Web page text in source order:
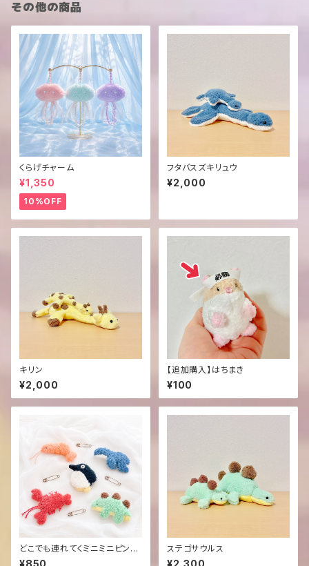
その他の商品
くらげチャーム
¥1,350
10%OFF
フタバスズキリュウ
¥2,000
キリン
¥2,000
【追加購入】はちまき
¥100
どこでも連れてくミニミニピン＊
Summer＊
¥850
ステゴサウルス
¥2,300